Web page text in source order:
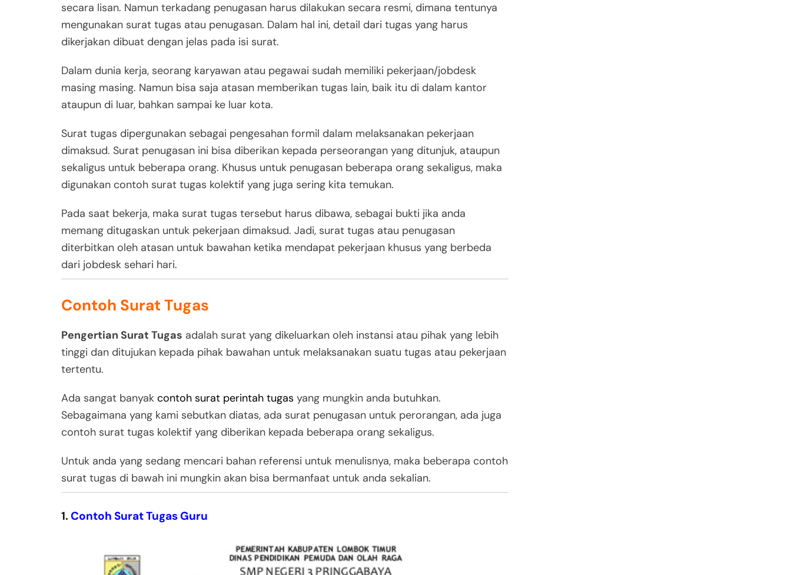
secara lisan. Namun terkadang penugasan harus dilakukan secara resmi, dimana tentunya
mengunakan surat tugas atau penugasan. Dalam hal ini, detail dari tugas yang harus
dikerjakan dibuat dengan jelas pada isi surat.
Dalam dunia kerja, seorang karyawan atau pegawai sudah memiliki pekerjaan/jobdesk
masing masing. Namun bisa saja atasan memberikan tugas lain, baik itu di dalam kantor
ataupun di luar, bahkan sampai ke luar kota.
Surat tugas dipergunakan sebagai pengesahan formil dalam melaksanakan pekerjaan
dimaksud. Surat penugasan ini bisa diberikan kepada perseorangan yang ditunjuk, ataupun
sekaligus untuk beberapa orang. Khusus untuk penugasan beberapa orang sekaligus, maka
digunakan contoh surat tugas kolektif yang juga sering kita temukan.
Pada saat bekerja, maka surat tugas tersebut harus dibawa, sebagai bukti jika anda
memang ditugaskan untuk pekerjaan dimaksud. Jadi, surat tugas atau penugasan
diterbitkan oleh atasan untuk bawahan ketika mendapat pekerjaan khusus yang berbeda
dari jobdesk sehari hari.
Contoh Surat Tugas
Pengertian Surat Tugas adalah surat yang dikeluarkan oleh instansi atau pihak yang lebih
tinggi dan ditujukan kepada pihak bawahan untuk melaksanakan suatu tugas atau pekerjaan
tertentu.
Ada sangat banyak contoh surat perintah tugas yang mungkin anda butuhkan.
Sebagaimana yang kami sebutkan diatas, ada surat penugasan untuk perorangan, ada juga
contoh surat tugas kolektif yang diberikan kepada beberapa orang sekaligus.
Untuk anda yang sedang mencari bahan referensi untuk menulisnya, maka beberapa contoh
surat tugas di bawah ini mungkin akan bisa bermanfaat untuk anda sekalian.
1. Contoh Surat Tugas Guru